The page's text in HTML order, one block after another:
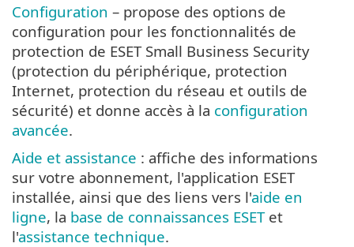
Configuration – propose des options de
configuration pour les fonctionnalités de
protection de ESET Small Business Security
(protection du périphérique, protection
Internet, protection du réseau et outils de
sécurité) et donne accès à la configuration
avancée.
Aide et assistance : affiche des informations
sur votre abonnement, l'application ESET
installée, ainsi que des liens vers l'aide en
ligne, la base de connaissances ESETet
l'assistance technique.